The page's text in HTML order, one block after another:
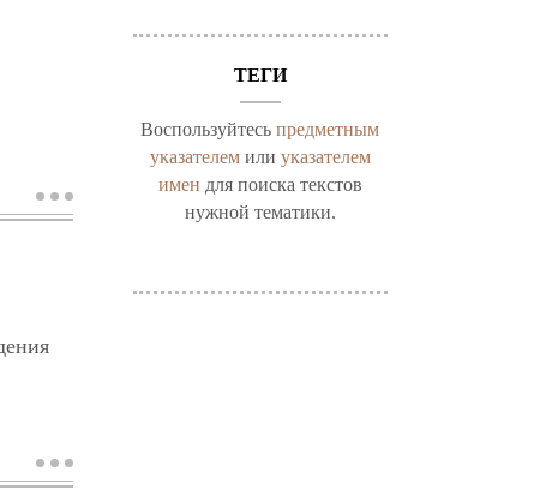
о
борисов
о
филонов
ТЕГИ
Воспользуйтесьпредметным
указателемили указателем
имен для поиска текстов
нужной тематики.